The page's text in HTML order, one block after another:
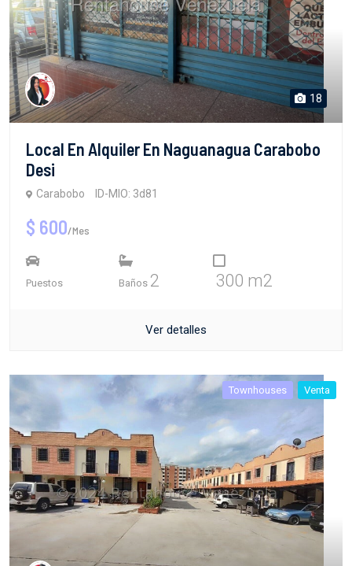
18
Local En Alquiler En Naguanagua Carabobo
Desi
Carabobo ID-MIO: 3d81
$ 600/Mes
Puestos Baños 2 300 m2
Ver detalles
Townhouses Venta